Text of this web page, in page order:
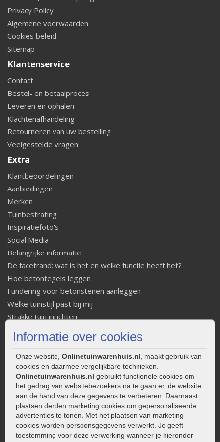
Informatie over cookies
Onze website, Onlinetuinwarenhuis.nl, maakt gebruik van
cookies en daarmee vergelijkbare technieken.
Onlinetuinwarenhuis.nl gebruikt functionele cookies om
het gedrag van websitebezoekers na te gaan en de website
aan de hand van deze gegevens te verbeteren. Daarnaast
plaatsen derden marketing cookies om gepersonaliseerde
advertenties te tonen. Met het plaatsen van marketing
cookies worden persoonsgegevens verwerkt. Je geeft
toestemming voor deze verwerking wanneer je hieronder
Privacy Policy
Algemene voorwaarden
Cookies beleid
Sitemap
Klantenservice
Contact
Bestel- en betaalproces
Leveren en ophalen
Klachtenafhandeling
Retourneren van uw bestelling
Veelgestelde vragen
Extra
Klantbeoordelingen
Aanbiedingen
Merken
Tuinbestrating
Inspiratiefoto's
Social Media
Belangrijke informatie
De facetrand: wat is het en welke functie heeft het?
Hoe betontegels leggen
Fundering voor betonstenen aanleggen
Welke tuinstijl past bij mij
Strakke tuin inrichten
Legverbanden gebakken bestrating
Onderhoud van gebakken bestrating
Aanlegtips voor gebakken bestrating
Zelf een terras aanleggen
Kleine stadstuin inrichten
0320 – 219170
Kaapstanderweg 41
8243 RB Lelystad
info@onlinetuinwarenhuis.nl